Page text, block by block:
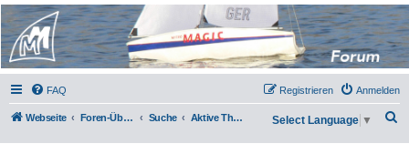
Micro Magic Forum
Deutschland
FAQ Anmelden
Registrieren
Webseite Foren-Übersicht Suche Aktive Themen Select Language ▼